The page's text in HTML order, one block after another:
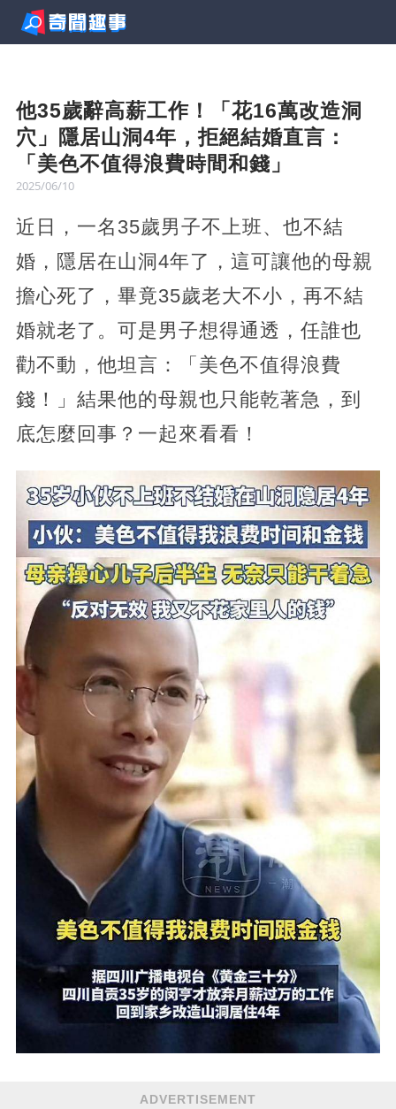
他35歲辭高薪工作！「花16萬改造洞
穴」隱居山洞4年，拒絕結婚直言：
「美色不值得浪費時間和錢」
2025/06/10
近日，一名35歲男子不上班、也不結
婚，隱居在山洞4年了，這可讓他的母親
擔心死了，畢竟35歲老大不小，再不結
婚就老了。可是男子想得通透，任誰也
勸不動，他坦言：「美色不值得浪費
錢！」結果他的母親也只能乾著急，到
底怎麼回事？一起來看看！
ADVERTISEMENT